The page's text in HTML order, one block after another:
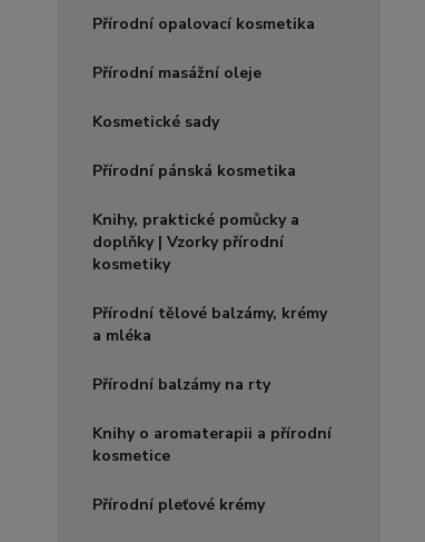
Přírodní opalovací kosmetika
Přírodní masážní oleje
Kosmetické sady
Přírodní pánská kosmetika
Knihy, praktické pomůcky a
doplňky | Vzorky přírodní
kosmetiky
Přírodní tělové balzámy, krémy
a mléka
Přírodní balzámy na rty
Knihy o aromaterapii a přírodní
kosmetice
Přírodní pleťové krémy